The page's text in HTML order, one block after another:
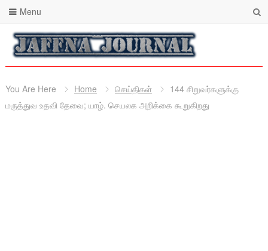
Menu
You Are Here Home செய்திகள்
144 சிறுவர்களுக்கு
மருத்துவ உதவி தேவை; யாழ். செயலக அறிக்கை கூறுகிறது